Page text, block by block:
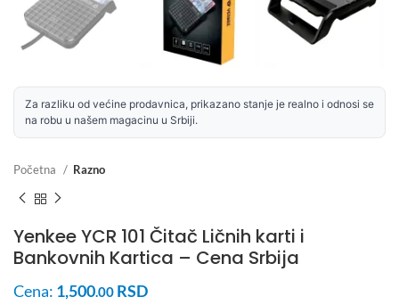
Za razliku od većine prodavnica, prikazano stanje je realno i odnosi se
na robu u našem magacinu u Srbiji.
Početna Razno
Yenkee YCR 101 Čitač Ličnih karti i
Bankovnih Kartica – Cena Srbija
Cena: 1,500.00 RSD